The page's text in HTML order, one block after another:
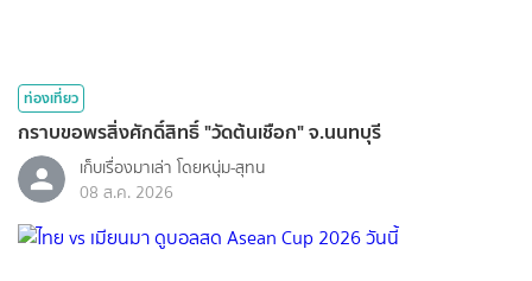
ท่องเที่ยว
กราบขอพรสิ่งศักดิ์สิทธิ์ "วัดต้นเชือก" จ.นนทบุรี
เก็บเรื่องมาเล่า โดยหนุ่ม-สุทน
08 ส.ค. 2026